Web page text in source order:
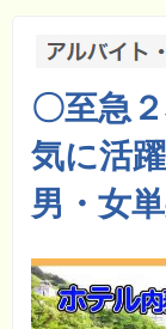
〇至急
気に活
男・女